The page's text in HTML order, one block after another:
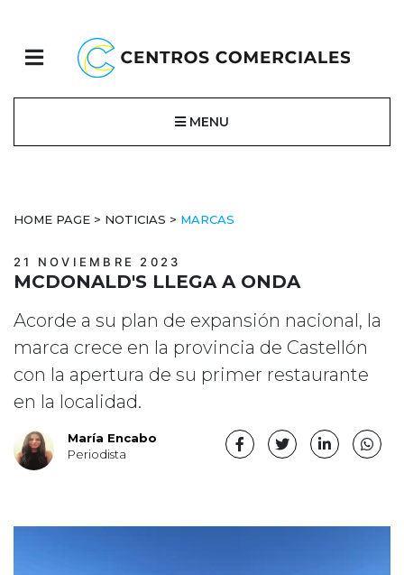
MENU
HOME PAGE > NOTICIAS > MARCAS
21 NOVIEMBRE 2023
MCDONALD'S LLEGA A ONDA
Acorde a su plan de expansión nacional, la
marca crece en la provincia de Castellón
con la apertura de su primer restaurante
en la localidad.
María Encabo
Periodista